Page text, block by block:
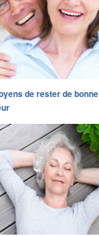
de rester de bonne